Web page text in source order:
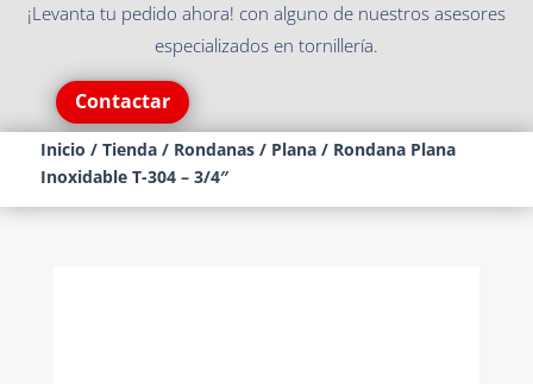
¡Levanta tu pedido ahora! con alguno de nuestros asesores
especializados en tornillería.
Contactar
Inicio / Tienda/ Rondanas/ Plana/ Rondana Plana
Inoxidable T-304 – 3/4″